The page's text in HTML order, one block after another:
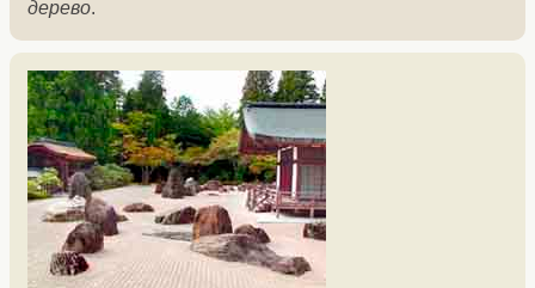
дерево.